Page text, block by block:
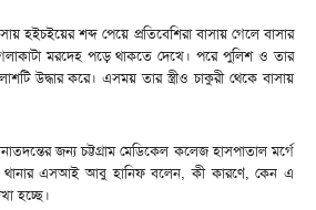
হইচইয়ের শব্দ পেয়ে প্রতিবেশিরা বাসায় গেলে বাসার
মরদেহ পড়ে থাকতে দেখে। পরে পুলিশ ও তার
উদ্ধার করে। এসময় তার স্ত্রীও চাকুরী থেকে বাসায়
জন্য চট্টগ্রাম মেডিকেল কলেজ হাসপাতাল মর্গে
থানার এসআই আবু হানিফ বলেন, কী কারণে, কেন এ
হচ্ছে।